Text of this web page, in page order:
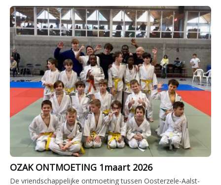
OZAK ONTMOETING 1maart 2026
De vriendschappelijke ontmoeting tussen Oosterzele-Aalst-